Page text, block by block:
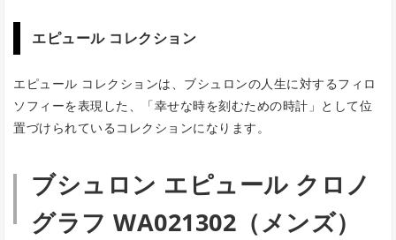
エピュール コレクション
エピュール コレクションは、ブシュロンの人生に対するフィロ
ソフィーを表現した、「幸せな時を刻むための時計」として位
置づけられているコレクションになります。
ブシュロン エピュール クロノ
グラフ WA021302（メンズ）